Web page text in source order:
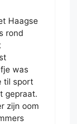
Haagse
rond
was
til sport
gepraat.
zijn oom